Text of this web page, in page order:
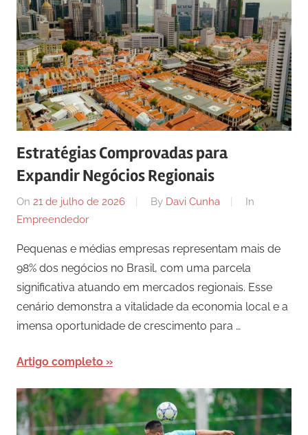
Estratégias Comprovadas para
Expandir Negócios Regionais
On 21 de julho de 2026 By Davi Cunha
In
Empreendedor
Pequenas e médias empresas representam mais de
98% dos negócios no Brasil, com uma parcela
significativa atuando em mercados regionais. Esse
cenário demonstra a vitalidade da economia local e a
imensa oportunidade de crescimento para …
Artigo completo